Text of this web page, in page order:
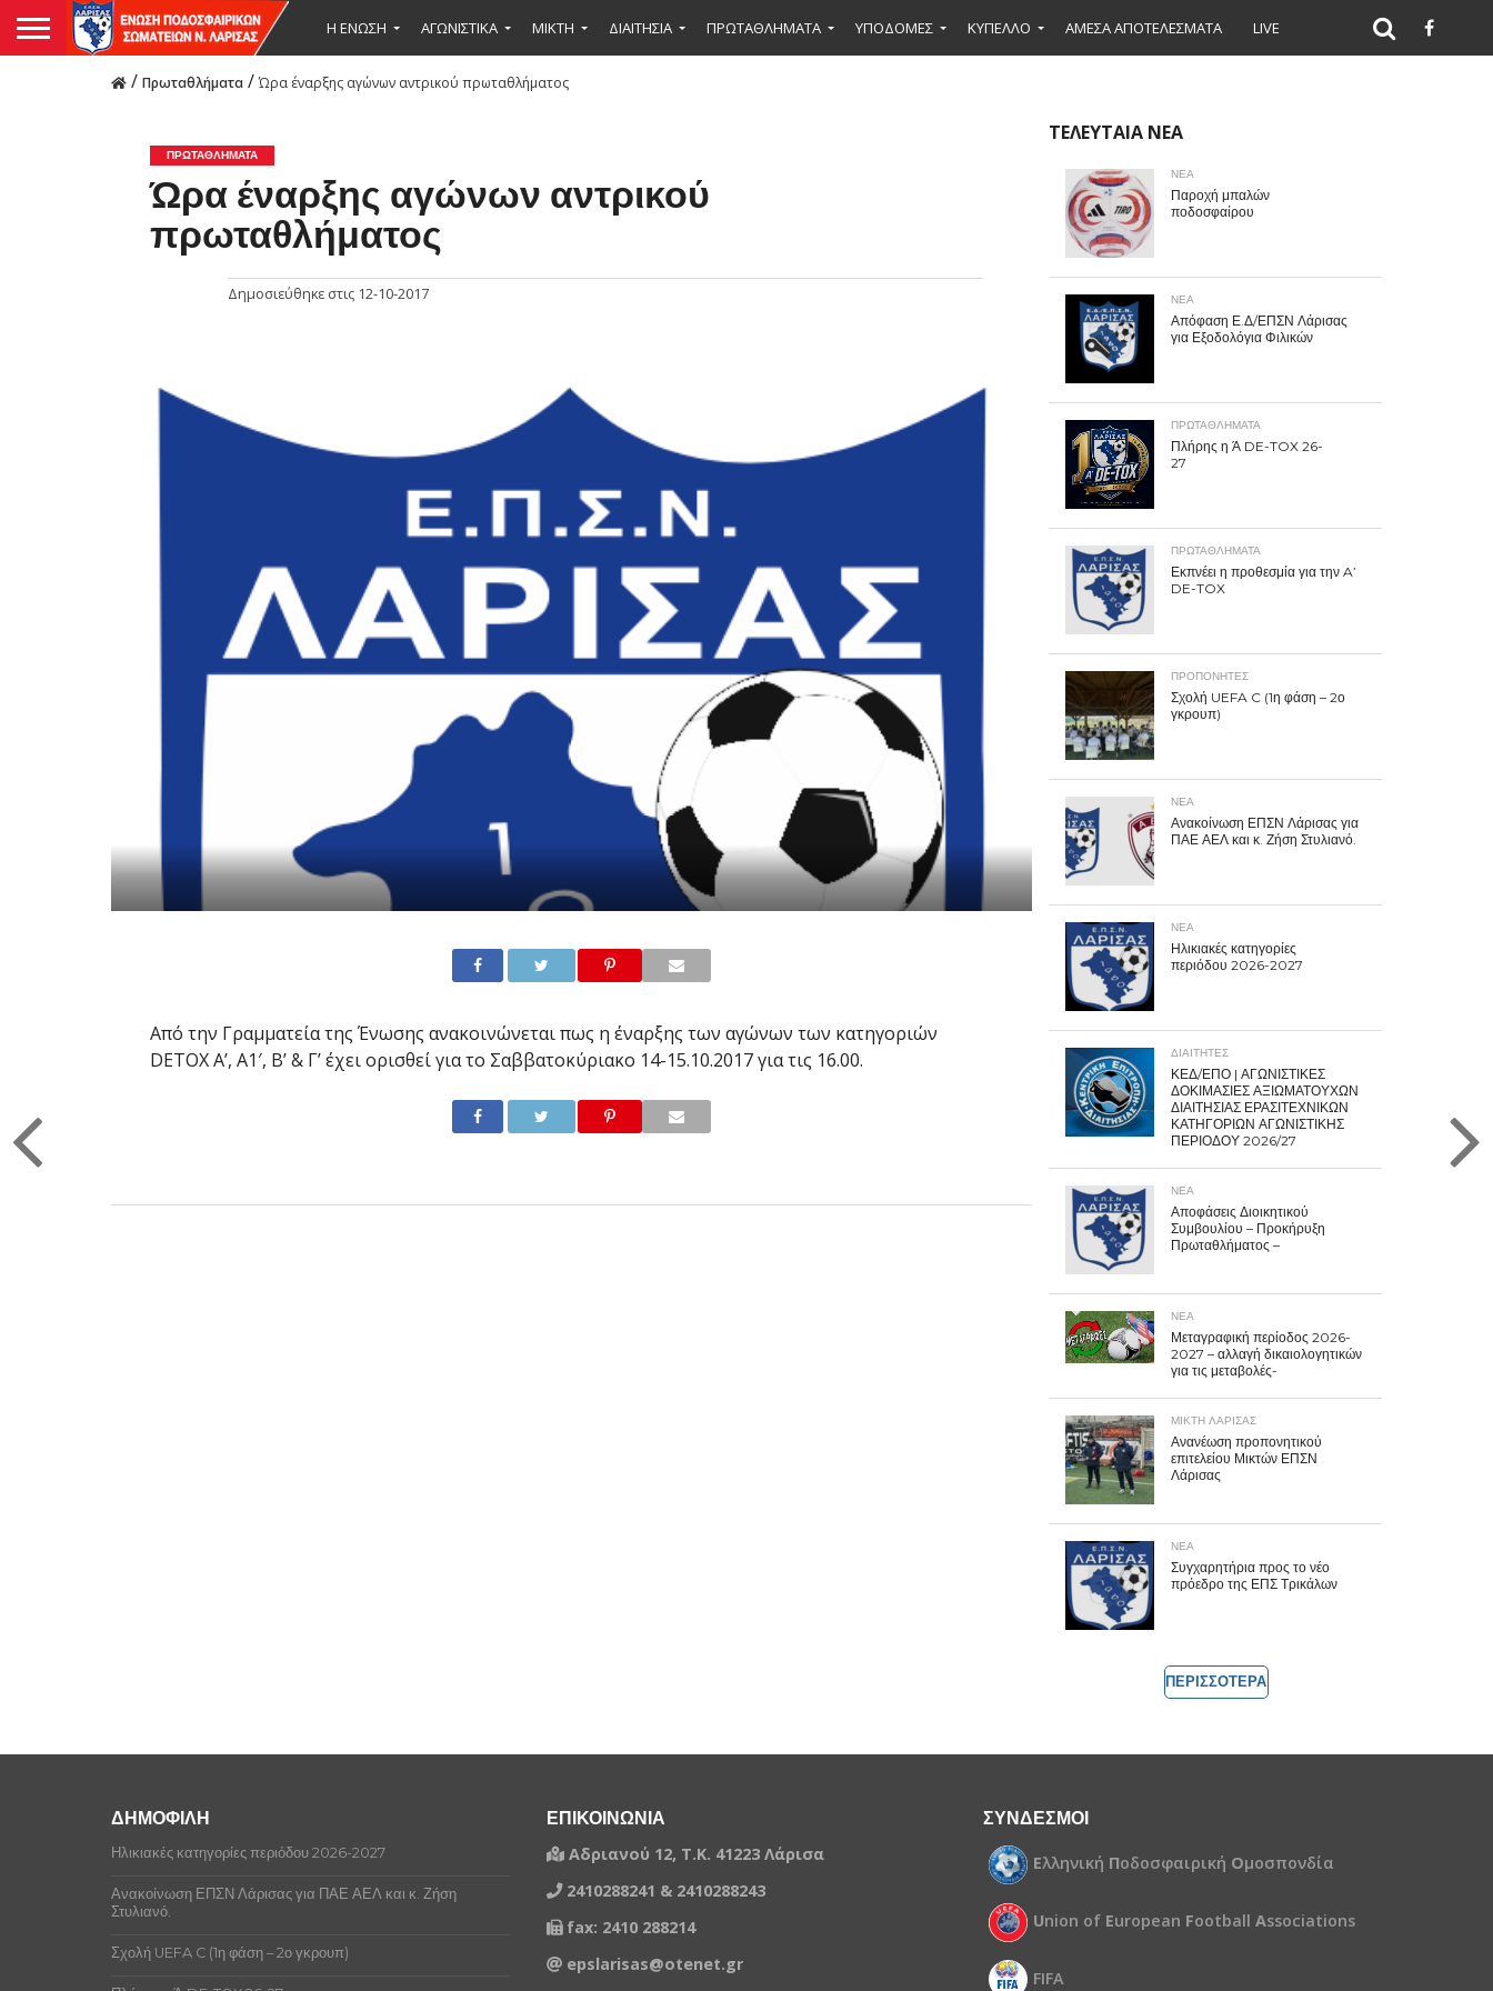
Η ΕΝΩΣΗ ΑΓΩΝΙΣΤΙΚΑ ΜΙΚΤΉ ΔΙΑΙΤΗΣΙΑ ΠΡΩΤΑΘΛΗΜΑΤΑ ΥΠΟΔΟΜΕΣ ΚΥΠΕΛΛΟ ΑΜΕΣΑ ΑΠΟΤΕΛΕΣΜΑΤΑ LIVE
/ Πρωταθλήματα /Ώρα έναρξης αγώνων αντρικού πρωταθλήματος
ΠΡΩΤΑΘΛΉΜΑΤΑ
Ώρα έναρξης αγώνων αντρικού
πρωταθλήματος
Δημοσιεύθηκε στις 12-10-2017
Από την Γραμματεία της Ένωσης ανακοινώνεται πως η έναρξης των αγώνων των κατηγοριών
DETOX A’, Α1′, Β’ & Γ’ έχει ορισθεί για το Σαββατοκύριακο 14-15.10.2017 για τις 16.00.
ΤΕΛΕΥΤΑΙΑ ΝΕΑ
ΝΕΑ
Παροχή μπαλών
ποδοσφαίρου
ΝΕΑ
Απόφαση Ε.Δ/ΕΠΣΝ Λάρισας
για Εξοδολόγια Φιλικών
ΠΡΩΤΑΘΛΉΜΑΤΑ
Πλήρης η Ά DE-TOX 26-
27
ΠΡΩΤΑΘΛΉΜΑΤΑ
Εκπνέει η προθεσμία για την A’
DE-TOX
ΠΡΟΠΟΝΗΤΈΣ
Σχολή UEFA C (1η φάση – 2ο
γκρουπ)
ΝΕΑ
Ανακοίνωση ΕΠΣΝ Λάρισας για
ΠΑΕ ΑΕΛ και κ. Ζήση Στυλιανό.
ΝΕΑ
Ηλικιακές κατηγορίες
περιόδου 2026-2027
ΔΙΑΙΤΗΤΕΣ
ΚΕΔ/ΕΠΟ | ΑΓΩΝΙΣΤΙΚΕΣ
ΔΟΚΙΜΑΣΙΕΣ ΑΞΙΩΜΑΤΟΥΧΩΝ
ΔΙΑΙΤΗΣΙΑΣ ΕΡΑΣΙΤΕΧΝΙΚΩΝ
ΚΑΤΗΓΟΡΙΩΝ ΑΓΩΝΙΣΤΙΚΗΣ
ΠΕΡΙΟΔΟΥ 2026/27
ΝΕΑ
Αποφάσεις Διοικητικού
Συμβουλίου – Προκήρυξη
Πρωταθλήματος –
ΝΕΑ
Μεταγραφική περίοδος 2026-
2027 – αλλαγή δικαιολογητικών
για τις μεταβολές-
ΜΙΚΤΗ ΛΑΡΙΣΑΣ
Ανανέωση προπονητικού
επιτελείου Μικτών ΕΠΣΝ
Λάρισας
ΝΕΑ
Συγχαρητήρια προς το νέο
πρόεδρο της ΕΠΣ Τρικάλων
ΠΕΡΙΣΣΟΤΕΡΑ
ΔΗΜΟΦΙΛΗ
Ηλικιακές κατηγορίες περιόδου 2026-2027
Ανακοίνωση ΕΠΣΝ Λάρισας για ΠΑΕ ΑΕΛ και κ. Ζήση
Στυλιανό.
Σχολή UEFA C (1η φάση – 2ο γκρουπ)
ΕΠΙΚΟΙΝΩΝΙΑ
Αδριανού 12, Τ.Κ. 41223 Λάρισα
2410288241 & 2410288243
fax: 2410 288214
epslarisas@otenet.gr
ΣΥΝΔΕΣΜΟΙ
Ελληνική Ποδοσφαιρική Ομοσπονδία
Union of European Football Associations
FIFA